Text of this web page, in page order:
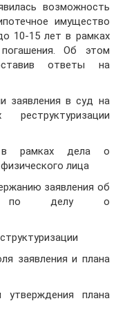
возможность
имущество
10-15 лет в рамках
Об этом
ответы на
заявления в суд на
в рамках дела о
лица
заявления об
по делу о
заявления и плана
плана